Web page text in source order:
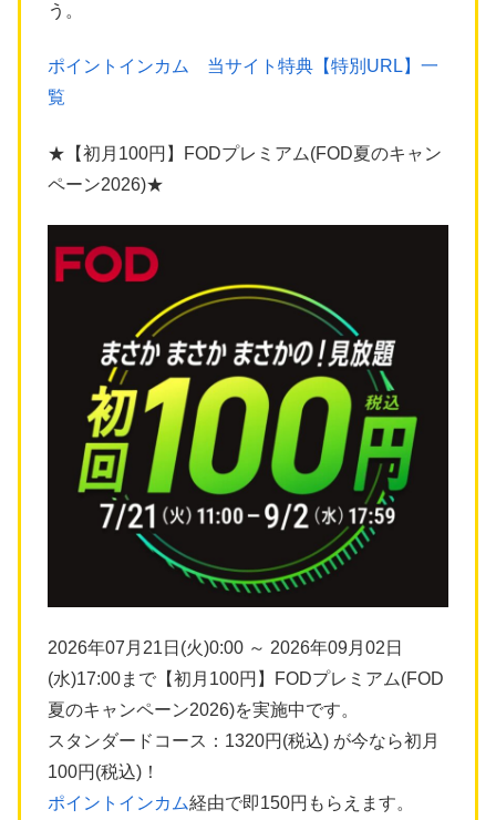
う。
ポイントインカム 当サイト特典【特別URL】一
覧
★【初月100円】FODプレミアム(FOD夏のキャン
ペーン2026)★
2026年07月21日(火)0:00 ～ 2026年09月02日
(水)17:00まで【初月100円】FODプレミアム(FOD
夏のキャンペーン2026)を実施中です。
スタンダードコース：1320円(税込) が今なら初月
100円(税込)！
ポイントインカム経由で即150円もらえます。